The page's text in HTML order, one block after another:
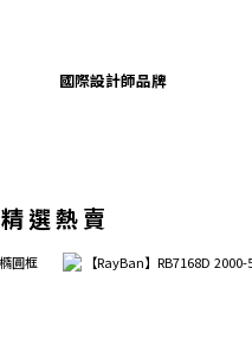
國際設計師品牌
精 選 熱 賣